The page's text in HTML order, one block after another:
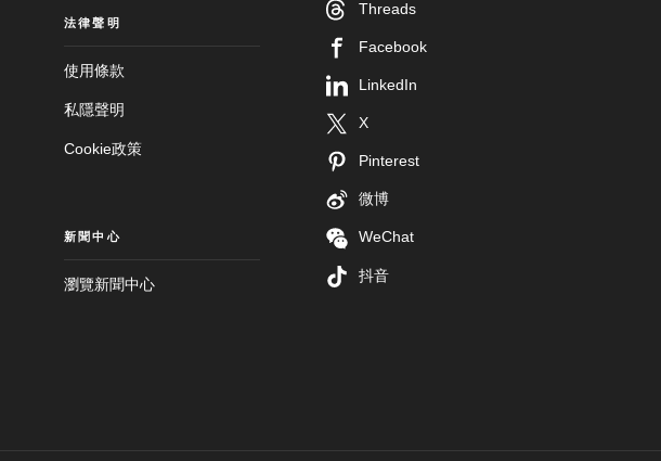
法律聲明
使用條款
私隱聲明
Cookie政策
新聞中心
瀏覽新聞中心
Threads
Facebook
LinkedIn
X
Pinterest
微博
WeChat
抖音